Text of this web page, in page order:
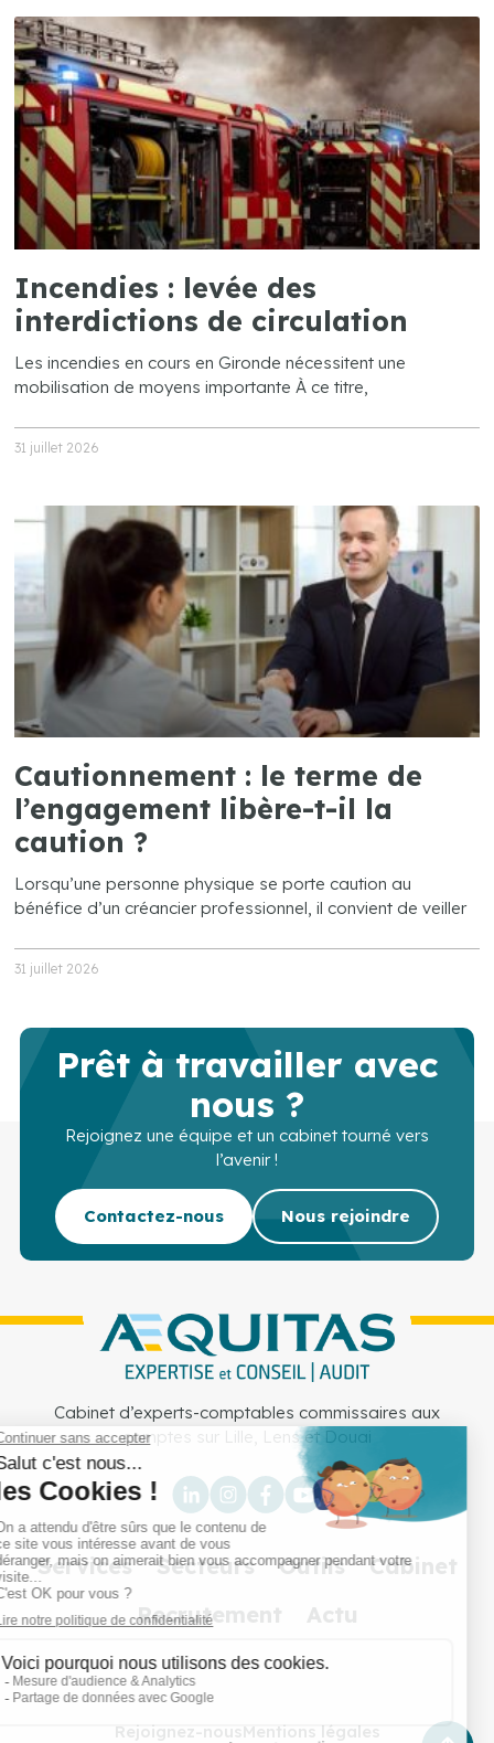
Incendies : levée des
interdictions de circulation
Les incendies en cours en Gironde nécessitent une
mobilisation de moyens importante À ce titre,
31 juillet 2026
Cautionnement : le terme de
l’engagement libère-t-il la
caution ?
Lorsqu’une personne physique se porte caution au
bénéfice d’un créancier professionnel, il convient de veiller
31 juillet 2026
Prêt à travailler avec
nous ?
Rejoignez une équipe et un cabinet tourné vers
l’avenir !
Contactez-nous Nous rejoindre
Cabinet d’experts-comptables commissaires aux
comptes sur Lille, Lens et Douai
Services Secteurs Outils
Cabinet
Recrutement
Actu
Rejoignez-nous Mentions légales